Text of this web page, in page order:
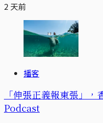
2 天前
播客
「伸張正義報東張」
Podcast